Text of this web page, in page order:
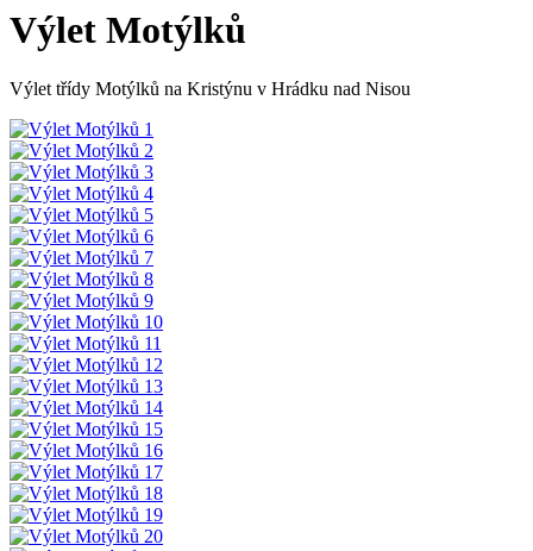
Výlet Motýlků
Výlet třídy Motýlků na Kristýnu v Hrádku nad Nisou